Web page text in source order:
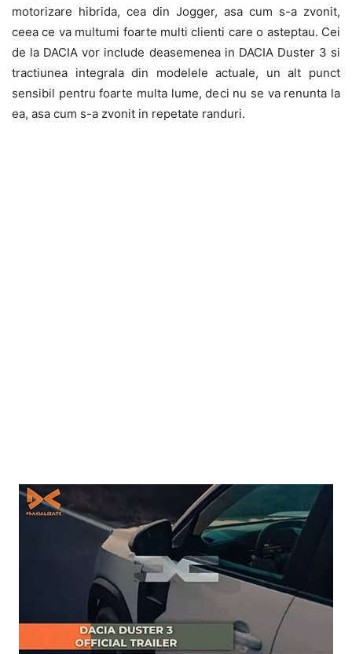
motorizare hibrida, cea din Jogger, asa cum s-a zvonit,
ceea ce va multumi foarte multi clienti care o asteptau. Cei
de la DACIA vor include deasemenea in DACIA Duster 3 si
tractiunea integrala din modelele actuale, un alt punct
sensibil pentru foarte multa lume, deci nu se va renunta la
ea, asa cum s-a zvonit in repetate randuri.